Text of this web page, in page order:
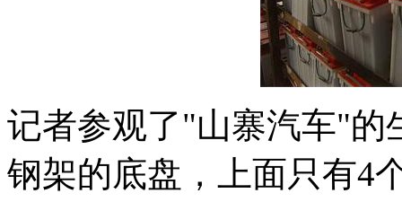
记者参观了"山寨汽车"的
钢架的底盘，上面只有4